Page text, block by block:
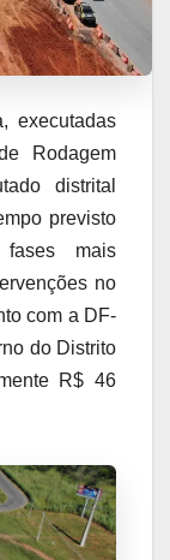
executadas
Rodagem
distrital
previsto
mais
no
com a DF-
do Distrito
R$ 46